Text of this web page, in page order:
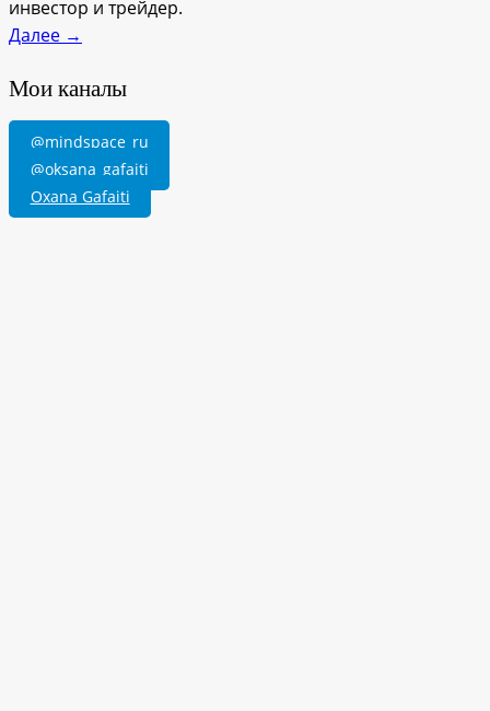
инвестор и трейдер.
Далее →
Мои каналы
@mindspace_ru
@oksana_gafaiti
Oxana Gafaiti